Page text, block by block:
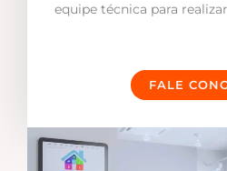
equipe técnica para
FALE